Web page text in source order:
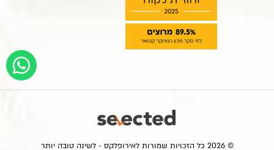
© 2026 כל הזכויות שמורות לאירופלקס - לשינה טובה יותר